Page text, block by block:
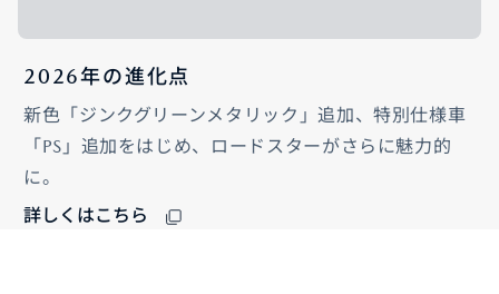
2026年の進化点
新色「ジンクグリーンメタリック」追加、特別仕様車
「PS」追加をはじめ、ロードスターがさらに魅力的
に。
詳しくはこちら